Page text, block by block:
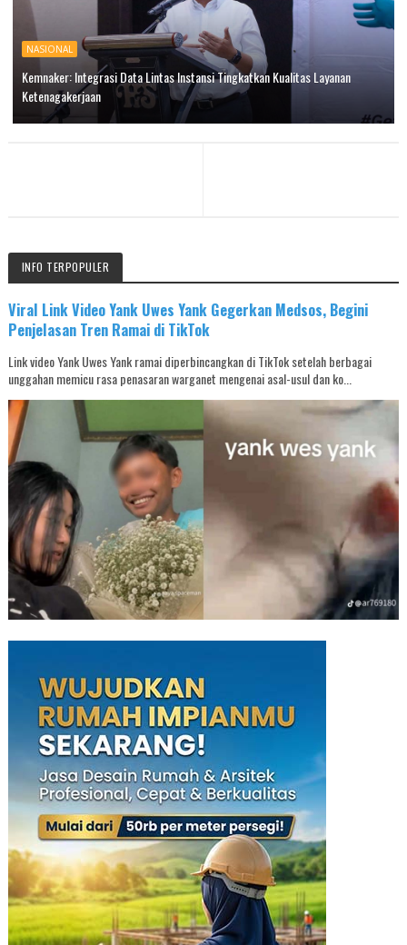
NASIONAL
Kemnaker: Integrasi Data Lintas Instansi Tingkatkan Kualitas Layanan
Ketenagakerjaan
INFO TERPOPULER
Viral Link Video Yank Uwes Yank Gegerkan Medsos, Begini
Penjelasan Tren Ramai di TikTok
Link video Yank Uwes Yank ramai diperbincangkan di TikTok setelah berbagai
unggahan memicu rasa penasaran warganet mengenai asal-usul dan ko...